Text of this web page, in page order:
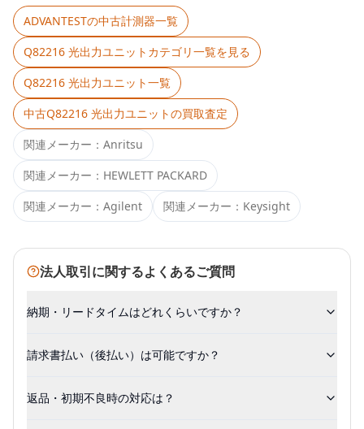
ADVANTESTの中古計測器一覧
Q82216 光出力ユニット カテゴリ一覧を見る
Q82216 光出力ユニット一覧
中古Q82216 光出力ユニットの買取査定
関連メーカー： Anritsu
関連メーカー： HEWLETT PACKARD
関連メーカー： Agilent 関連メーカー： Keysight
法人取引に関するよくあるご質問
納期・リードタイムはどれくらいですか？
請求書払い（後払い）は可能ですか？
返品・初期不良時の対応は？